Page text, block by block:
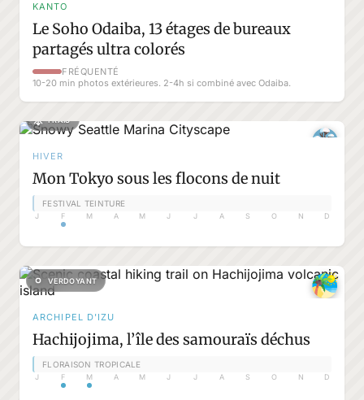
KANTO
Le Soho Odaiba, 13 étages de bureaux
partagés ultra colorés
FRÉQUENTÉ
10-20 min photos extérieures. 2-4h si combiné avec Odaiba.
FRAIS
HIVER
Mon Tokyo sous les flocons de nuit
FESTIVAL TEINTURE
J F M A M J J A S O N D
VERDOYANT
ARCHIPEL D'IZU
Hachijojima, l’île des samouraïs déchus
FLORAISON TROPICALE
J F M A M J J A S O N D